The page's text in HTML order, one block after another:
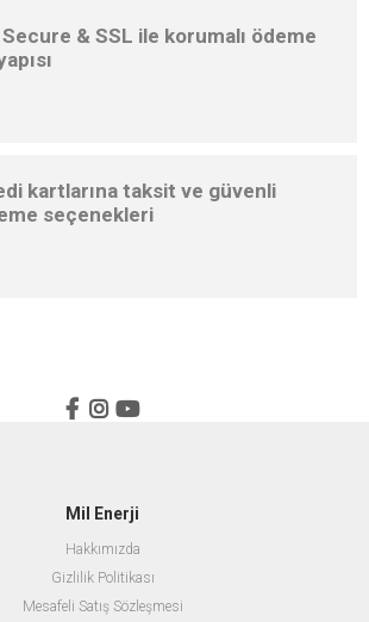
& SSL ile korumalı ödeme
kartlarına taksit ve güvenli
seçenekleri
Mil Enerji
Hakkımızda
Gizlilik Politikası
Mesafeli Satış Sözleşmesi